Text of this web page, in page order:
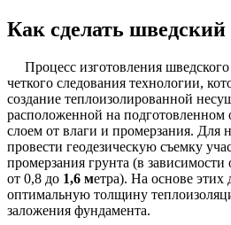
Как сделать
Процесс изготовления
четкого следования технологии,
создание теплоизолированной
расположенной на
слоем от влаги и промерзания. Для
провести геодезическую съемку
промерзания грунта (в зависимости
от 0,8 до 1,6 метра). На основе
оптимальную толщину
заложения фундамента.